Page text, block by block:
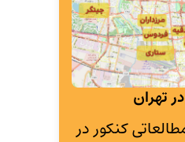
تهران
مطالعاتی کنکور در